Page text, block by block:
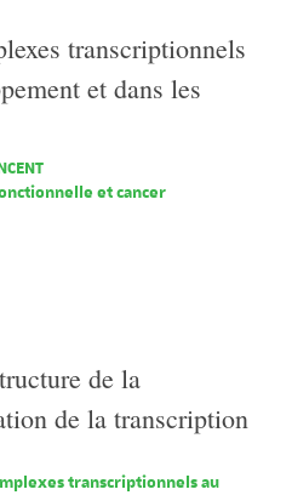
transcriptionnels
et dans les
et cancer
de la
de la transcription
transcriptionnels au